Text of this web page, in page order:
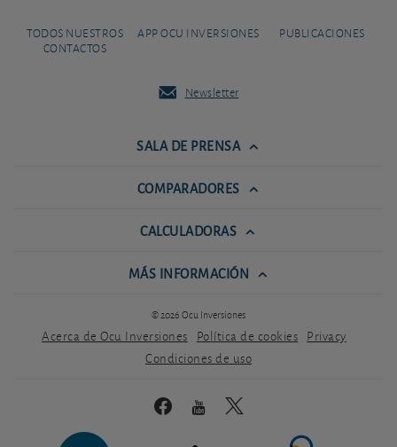
TODOS NUESTROS
CONTACTOS
APP OCU INVERSIONES PUBLICACIONES
Newsletter
SALA DE PRENSA
COMPARADORES
CALCULADORAS
MÁS INFORMACIÓN
© 2026 Ocu Inversiones
Acerca de Ocu Inversiones Política de cookies Privacy
Condiciones de uso